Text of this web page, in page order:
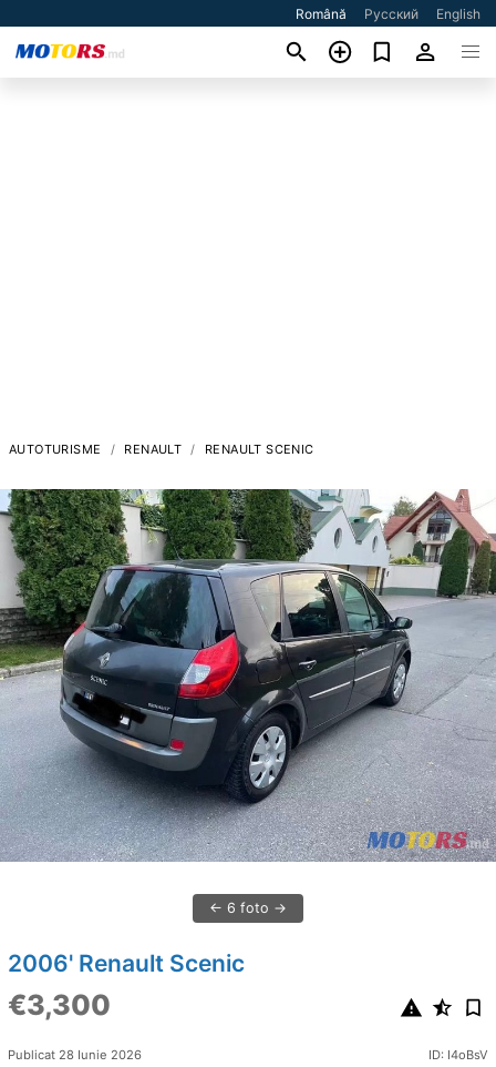
Română Русский English
AUTOTURISME RENAULT RENAULT SCENIC
6 foto
2006' Renault Scenic
€3,300
Publicat 28 Iunie 2026 ID: I4oBsV